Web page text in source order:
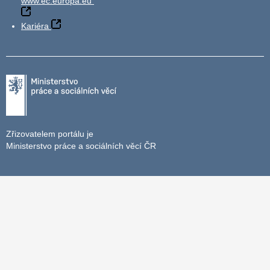
Kariéra
Zřizovatelem portálu je
Ministerstvo práce a sociálních věcí ČR